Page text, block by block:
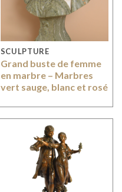
SCULPTURE
Grand buste de femme
en marbre – Marbres
vert sauge, blanc et rosé